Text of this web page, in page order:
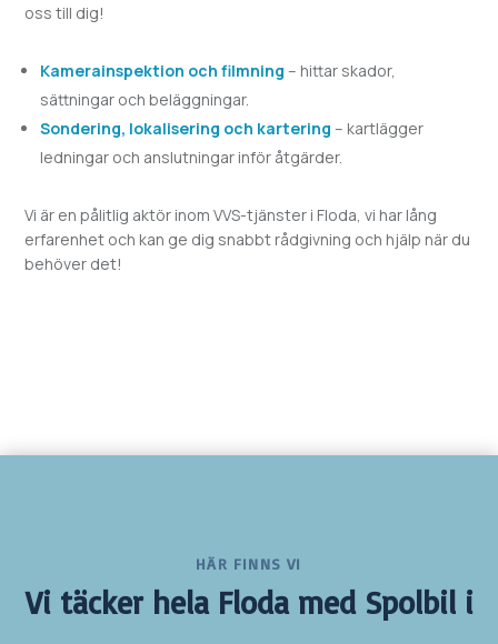
oss till dig!
Kamerainspektion och filmning – hittar skador,
sättningar och beläggningar.
Sondering, lokalisering och kartering – kartlägger
ledningar och anslutningar inför åtgärder.
Vi är en pålitlig aktör inom VVS-tjänster i Floda, vi har lång
erfarenhet och kan ge dig snabbt rådgivning och hjälp när du
behöver det!
HÄR FINNS VI
Vi täcker hela Floda med Spolbil i